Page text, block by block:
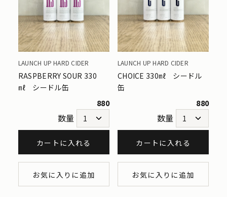
LAUNCH UP HARD CIDER
RASPBERRY SOUR 330
㎖ シードル缶
880
数量
カートに入れる
お気に入りに追加
LAUNCH UP HARD CIDER
CHOICE 330㎖ シードル
缶
880
数量
カートに入れる
お気に入りに追加